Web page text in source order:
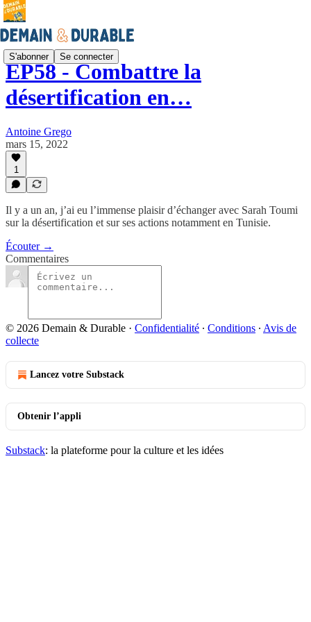
S'abonner Se connecter
EP58 - Combattre la
désertification en…
Antoine Grego
mars 15, 2022
1
Il y a un an, j’ai eu l’immense plaisir d’échanger avec Sarah Toumi
sur la désertification et sur ses actions notamment en Tunisie.
Écouter →
Commentaires
© 2026 Demain & Durable · Confidentialité ∙ Conditions ∙ Avis de
collecte
Lancez votre Substack
Obtenir l’appli
Substack: la plateforme pour la culture et les idées